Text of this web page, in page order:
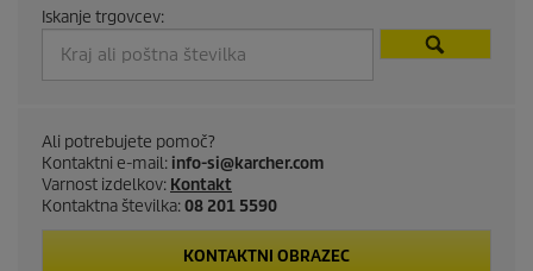
d
u
c
t
p
Iskanje trgovcev:
Ali potrebujete pomoč?
Kontaktni e-mail: info-si@karcher.com
Varnost izdelkov: Kontakt
Kontaktna številka:08 201 5590
KONTAKTNI OBRAZEC